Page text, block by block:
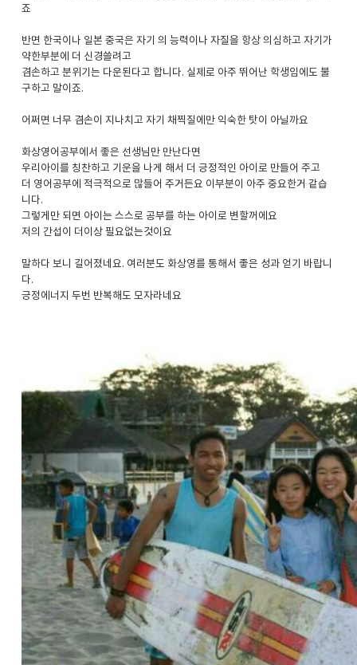
죠
반면 한국이나 일본 중국은 자기 의 능력이나 자질을 항상 의심하고 자기가
약한부분에 더 신경쓸려고
겸손하고 분위기는 다운된다고 합니다. 실제로 아주 뛰어난 학생임에도 불
구하고 말이죠.
어쩌면 너무 겸손이 지나치고 자기 채찍질에만 익숙한 탓이 아닐까요
화상영어공부에서 좋은 선생님만 만난다면
우리아이를 칭찬하고 기운을 나게 해서 더 긍정적인 아이로 만들어 주고
더 영어공부에 적극적으로 많들어 주거든요 이부분이 아주 중요한거 같습
니다.
그렇게만 되면 아이는 스스로 공부를 하는 아이로 변할꺼에요
저의 간섭이 더이상 필요없는것이요
말하다 보니 길어졌네요. 여러분도 화상영를 통해서 좋은 성과 얻기 바랍니
다.
긍정에너지 두번 반복해도 모자라네요